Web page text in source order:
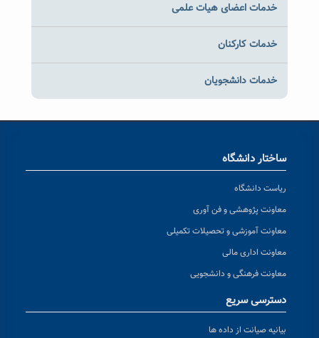
خدمات اعضای هیات علمی
خدمات کارکنان
خدمات دانشجویان
ساختار دانشگاه
ریاست دانشگاه
معاونت پژوهشی و فن آوری
معاونت آموزشی و تحصیلات تکمیلی
معاونت اداری مالی
معاونت فرهنگی و دانشجویی
دسترسی سریع
بیانیه صیانت از داده ها